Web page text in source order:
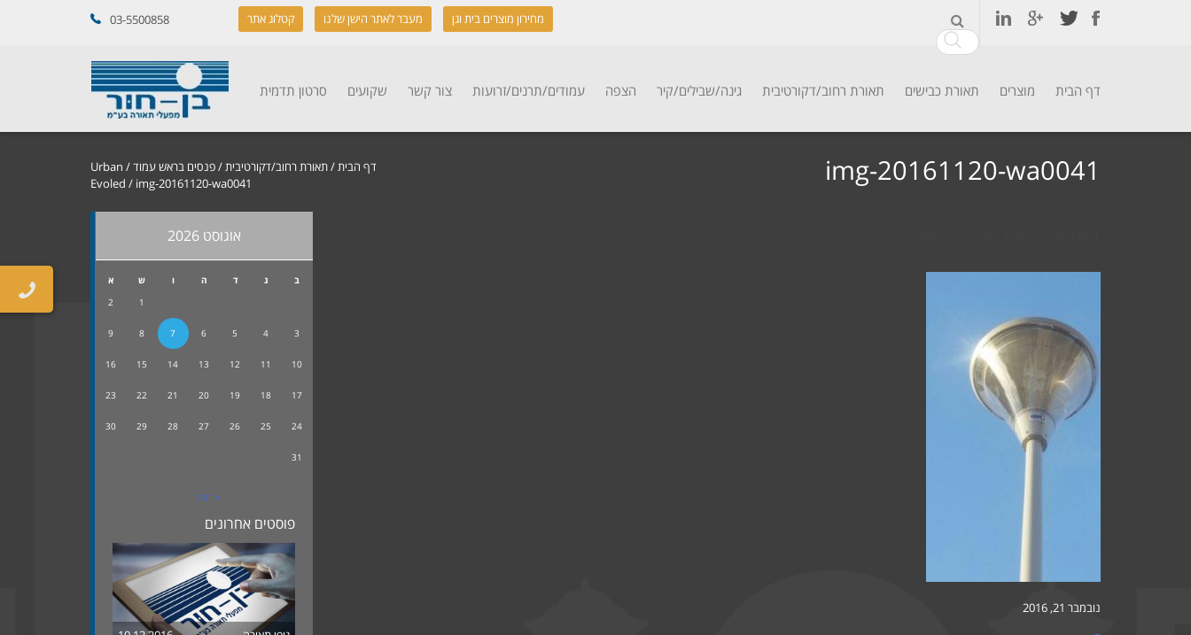
03-5500858 מחירון מוצרים בית וגן מעבר לאתר הישן שלנו קטלוג אתר
דף הבית מוצרים תאורת כבישים תאורת רחוב/דקורטיבית גינה/שבילים/קיר הצפה עמודים/תרנים/זרועות צור קשר שקועים סרטון תדמית
דף הבית/תאורת רחוב/דקורטיבית/פנסים בראש עמוד/
Urban
Evoled / img-20161120-wa0041 img-20161120-wa0041
נובמבר 21, 2016
אוגוסט 2026
ב ג ד ה ו ש
א
1
2
3
4
5
6
7
8
9
10
11
12
13
14
15
16
17
18
19
20
21
22
23
24
25
26
27
28
29
30
31
« דצמ
פוסטים אחרונים